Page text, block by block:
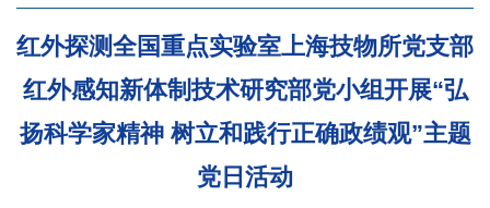
红外探测全国重点实验室上海技物所党支部
红外感知新体制技术研究部党小组开展“弘
扬科学家精神 树立和践行正确政绩观”主题
党日活动